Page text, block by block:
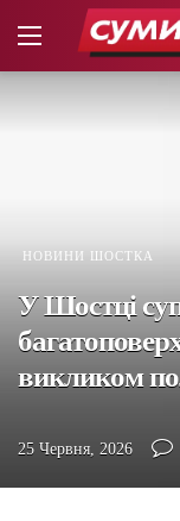
НОВИНИ ШОСТКА
У Шостці
викликом
25 Червня, 2026